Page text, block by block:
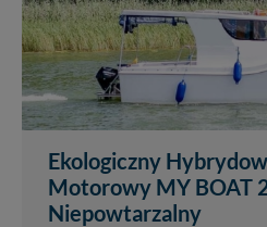
Ekologiczny
Motorowy MY BOAT
Niepowtarzalny